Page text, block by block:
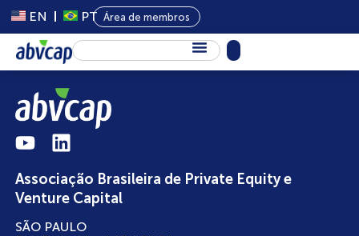
EN PT Área de membros
Sobre Nós
Capital Privado
Programas
Conteúdo
Eventos
Associação Brasileira de Private Equity e
Venture Capital
SÃO PAULO